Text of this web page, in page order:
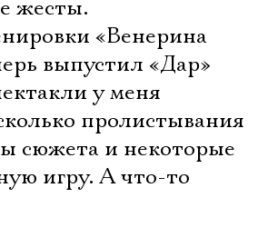
жесты.
«Венерина
выпустил «Дар»
у меня
пролистывания
сюжета и некоторые
игру. А что-то